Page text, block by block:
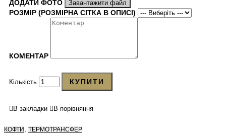
ДОДАТИ ФОТО Завантажити файл
РОЗМІР (РОЗМІРНА СІТКА В ОПИСІ)
КОМЕНТАР
Кількість КУПИТИ
В закладки В порівняння
КОФТИ , ТЕРМОТРАНСФЕР